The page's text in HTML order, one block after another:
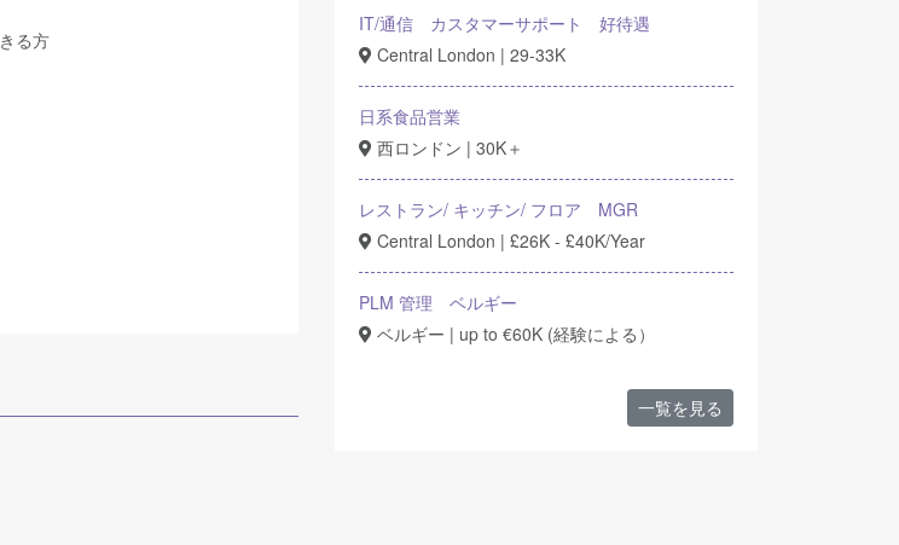
る方
IT/通信 カスタマーサポート 好待遇
Central London | 29-33K
日系食品営業
西ロンドン | 30K＋
レストラン/ キッチン/ フロア MGR
Central London | £26K - £40K/Year
PLM 管理 ベルギー
ベルギー | up to €60K (経験による）
一覧を見る